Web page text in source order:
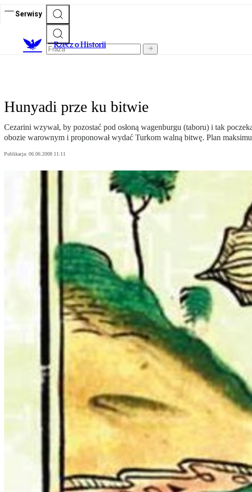
Serwisy
Rzecz o Historii
Hunyadi prze ku bitwie
Cezarini wzywał, by pozostać pod osłoną wagenburgu (taboru) i tak
obozie warownym i proponował wydać Turkom walną bitwę. Plan
Publikacja: 06.06.2008 11:11